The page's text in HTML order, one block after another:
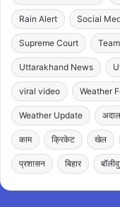
Rain Alert Social
Supreme Court
Uttarakhand News
viral video Weather
Weather Update
काम क्रिकेट खेल
प्रशासन बिहार